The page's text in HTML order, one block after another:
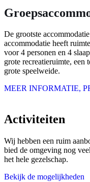
De grootste
accommodatie heeft
voor 4 personen en 4
grote recreatieruimte, een
grote speelweide.
MEER INFORMATIE,
Activiteiten
Wij hebben een ruim
bied de omgeving nog
het hele gezelschap.
Bekijk de mogelijkheden